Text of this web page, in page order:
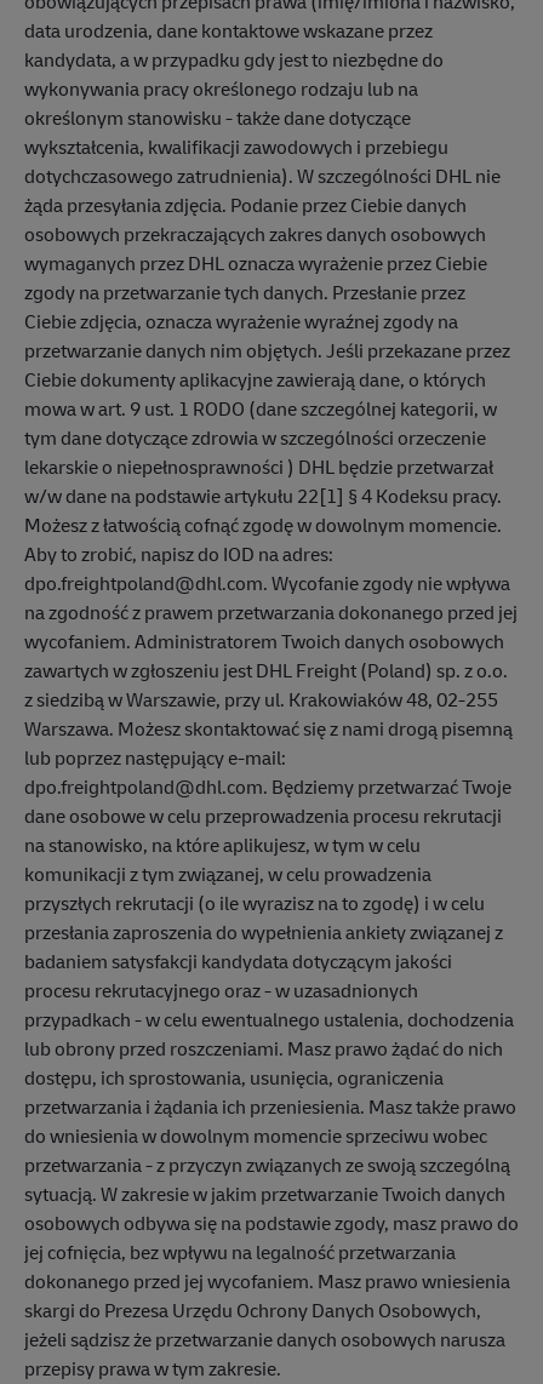
data urodzenia, dane kontaktowe wskazane przez
kandydata, a w przypadku gdy jest to niezbędne do
wykonywania pracy określonego rodzaju lub na
określonym stanowisku - także dane dotyczące
wykształcenia, kwalifikacji zawodowych i przebiegu
dotychczasowego zatrudnienia). W szczególności DHL nie
żąda przesyłania zdjęcia. Podanie przez Ciebie danych
osobowych przekraczających zakres danych osobowych
wymaganych przez DHL oznacza wyrażenie przez Ciebie
zgody na przetwarzanie tych danych. Przesłanie przez
Ciebie zdjęcia, oznacza wyrażenie wyraźnej zgody na
przetwarzanie danych nim objętych. Jeśli przekazane przez
Ciebie dokumenty aplikacyjne zawierają dane, o których
mowa w art. 9 ust. 1 RODO (dane szczególnej kategorii, w
tym dane dotyczące zdrowia w szczególności orzeczenie
lekarskie o niepełnosprawności ) DHL będzie przetwarzał
w/w dane na podstawie artykułu 22[1] § 4 Kodeksu pracy.
Możesz z łatwością cofnąć zgodę w dowolnym momencie.
Aby to zrobić, napisz do IOD na adres:
dpo.freightpoland@dhl.com. Wycofanie zgody nie wpływa
na zgodność z prawem przetwarzania dokonanego przed jej
wycofaniem. Administratorem Twoich danych osobowych
zawartych w zgłoszeniu jest DHL Freight (Poland) sp. z o.o.
z siedzibą w Warszawie, przy ul. Krakowiaków 48, 02-255
Warszawa. Możesz skontaktować się z nami drogą pisemną
lub poprzez następujący e-mail:
dpo.freightpoland@dhl.com. Będziemy przetwarzać Twoje
dane osobowe w celu przeprowadzenia procesu rekrutacji
na stanowisko, na które aplikujesz, w tym w celu
komunikacji z tym związanej, w celu prowadzenia
przyszłych rekrutacji (o ile wyrazisz na to zgodę) i w celu
przesłania zaproszenia do wypełnienia ankiety związanej z
badaniem satysfakcji kandydata dotyczącym jakości
procesu rekrutacyjnego oraz - w uzasadnionych
przypadkach - w celu ewentualnego ustalenia, dochodzenia
lub obrony przed roszczeniami. Masz prawo żądać do nich
dostępu, ich sprostowania, usunięcia, ograniczenia
przetwarzania i żądania ich przeniesienia. Masz także prawo
do wniesienia w dowolnym momencie sprzeciwu wobec
przetwarzania - z przyczyn związanych ze swoją szczególną
sytuacją. W zakresie w jakim przetwarzanie Twoich danych
osobowych odbywa się na podstawie zgody, masz prawo do
jej cofnięcia, bez wpływu na legalność przetwarzania
dokonanego przed jej wycofaniem. Masz prawo wniesienia
skargi do Prezesa Urzędu Ochrony Danych Osobowych,
jeżeli sądzisz że przetwarzanie danych osobowych narusza
przepisy prawa w tym zakresie.